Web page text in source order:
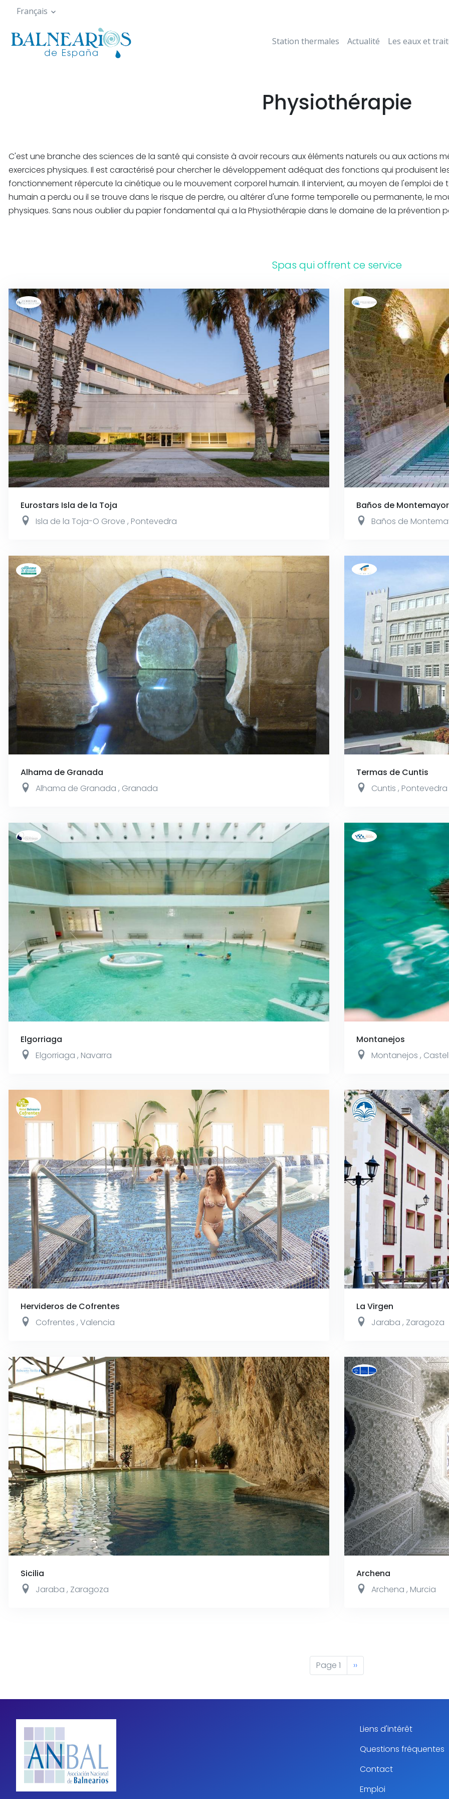
main
content
Français
Station thermales Actualité Les eaux et
Physiothérapie
C'est une branche des sciences de la santé qui consiste à avoir recours aux éléments naturels ou aux actions
exercices physiques. Il est caractérisé pour chercher le développement adéquat des fonctions qui produisent
fonctionnement répercute la cinétique ou le mouvement corporel humain. Il intervient, au moyen de l'emploi
humain a perdu ou il se trouve dans le risque de perdre, ou altérer d'une forme temporelle ou permanente, le
physiques. Sans nous oublier du papier fondamental qui a la Physiothérapie dans le domaine de la prévention
Spas qui offrent ce service
Eurostars Isla de la Toja
Isla de la Toja-O Grove , Pontevedra
Baños de Montemayor
Baños de
Alhama de Granada
Alhama de Granada , Granada
Termas de Cuntis
Cuntis , Pontevedra
Elgorriaga
Elgorriaga , Navarra
Montanejos
Montanejos ,
Hervideros de Cofrentes
Cofrentes , Valencia
La Virgen
Jaraba , Zaragoza
Sicilia
Jaraba , Zaragoza
Archena
Archena , Murcia
Page 1
Next
page
››
Liens d'intérêt
Questions fréquentes
Contact
Emploi